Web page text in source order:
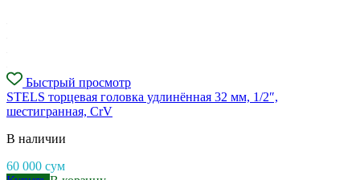
Быстрый просмотр
STELS торцевая головка удлинённая 32 мм, 1/2″,
шестигранная, CrV
В наличии
60 000 сум